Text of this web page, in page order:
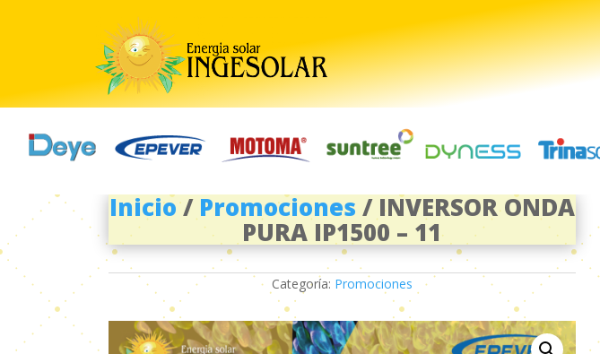
Inicio/ Promociones / INVERSOR ONDA
PURA IP1500 – 11
Categoría: Promociones
Excelente servicio, y precios muy asequibles. La atención es
inmediata y ambiente agradable